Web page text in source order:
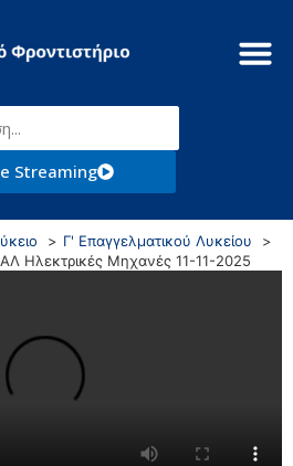
Streaming
Γ' Επαγγελματικού Λυκείου
Ηλεκτρικές Μηχανές 11-11-2025